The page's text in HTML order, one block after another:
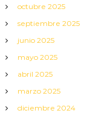
octubre 2025
septiembre 2025
junio 2025
mayo 2025
abril 2025
marzo 2025
diciembre 2024